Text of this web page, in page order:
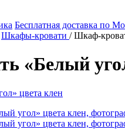
Бесплатная доставка по
Шкафы-кровати /Шкаф-
«Белый